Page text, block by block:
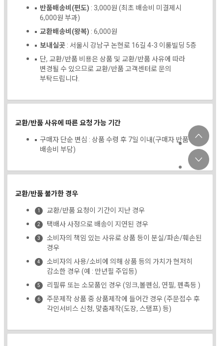
반품배송비(편도) : 3,000원 (최초 배송비 미결제시
6,000원 부과)
교환배송비(왕복) : 6,000원
보내실곳: 서울시 강남구 논현로 16길 4-3 이룸빌딩 5층
단, 교환/반품 비용은 상품 및 교환/반품 사유에 따라
변경될 수 있으므로 교환/반품 고객센터로 문의
부탁드립니다.
교환/반품 사유에 따른 요청 가능 기간
구매자 단순 변심 : 상품 수령 후 7일 이내(구매자 반품
배송비 부담)
교환/반품 불가한 경우
교환/반품 요청이 기간이 지난 경우
택배사 사정으로 배송이 지연된 경우
소비자의 책임 있는 사유로 상품 등이 분실/파손/훼손된
경우
소비자의 사용/소비에 의해 상품 등의 가치가 현저히
감소한 경우 (예 : 만년필 주입등)
리필류 또는 소모품인 경우 (잉크,볼펜심, 연필, 펜촉등 )
주문제작 상품 중 상품제작에 들어간 경우 (주문접수 후
각인서비스 신청, 맞춤제작(도장, 스탬프) 등)